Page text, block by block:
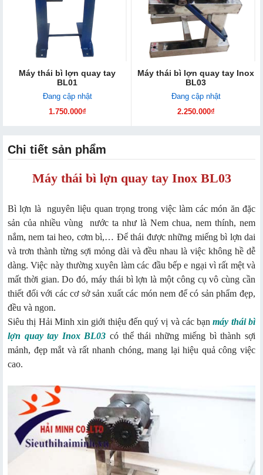
Máy thái bì lợn quay tay
BL01
Đang cập nhật
1.750.000₫
Máy thái bì lợn quay tay Inox
BL03
Đang cập nhật
2.250.000₫
Chi tiết sản phẩm
Máy thái bì lợn quay tay Inox BL03
Bì lợn là nguyên liệu quan trọng trong việc làm các món ăn đặc
sản của nhiều vùng nước ta như là Nem chua, nem thính, nem
nắm, nem tai heo, cơm bì,… Để thái được những miếng bì lợn dai
và trơn thành từng sợi mỏng dài và đều nhau là việc không hề dễ
dàng. Việc này thường xuyên làm các đầu bếp e ngại vì rất mệt và
mất thời gian. Do đó, máy thái bì lợn là một công cụ vô cùng cần
thiết đối với các cơ sở sản xuất các món nem để có sản phẩm đẹp,
đều và ngon.
Siêu thị Hải Minh xin giới thiệu đến quý vị và các bạnmáy thái bì
lợn quay tay Inox BL03 có thể thái những miếng bì thành sợi
mảnh, đẹp mắt và rất nhanh chóng, mang lại hiệu quả công việc
cao.